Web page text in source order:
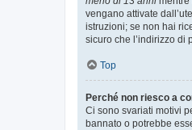
vengano attivate
istruzioni; se non hai
sicuro che l’indirizzo di
Top
Perché non riesco a
Ci sono svariati motivi
bannato o potrebbe